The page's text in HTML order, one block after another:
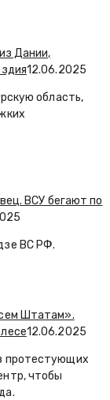
Дании,
12.06.2025
область,
ВСУ бегают по
ВС РФ.
Штатам».
12.06.2025
протестующих
чтобы